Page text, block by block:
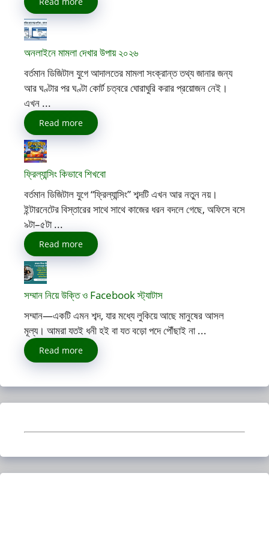
অনলাইনে মামলা দেখার উপায় ২০২৬
বর্তমান ডিজিটাল যুগে আদালতের মামলা সংক্রান্ত তথ্য জানার জন্য
আর ঘণ্টার পর ঘণ্টা কোর্ট চত্বরে ঘোরাঘুরি করার প্রয়োজন নেই।
এখন ...
Read more
ফ্রিল্যান্সিং কিভাবে শিখবো
বর্তমান ডিজিটাল যুগে “ফ্রিল্যান্সিং” শব্দটি এখন আর নতুন নয়।
ইন্টারনেটের বিস্তারের সাথে সাথে কাজের ধরন বদলে গেছে, অফিসে বসে
৯টা–৫টা ...
Read more
সম্মান নিয়ে উক্তি ও Facebook স্ট্যাটাস
সম্মান—একটি এমন শব্দ, যার মধ্যে লুকিয়ে আছে মানুষের আসল
মূল্য। আমরা যতই ধনী হই বা যত বড়ো পদে পৌঁছাই না ...
Read more